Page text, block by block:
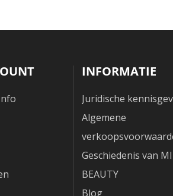
INFORMATIE
Juridische
Algemene
Geschiedenis van
BEAUTY
Blog